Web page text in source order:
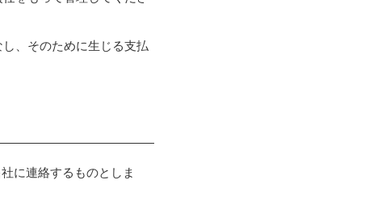
、そのために生じる支払
に連絡するものとしま